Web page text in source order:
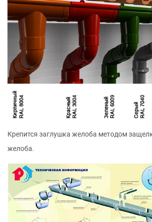
Крепится заглушка желоба методом
желоба.